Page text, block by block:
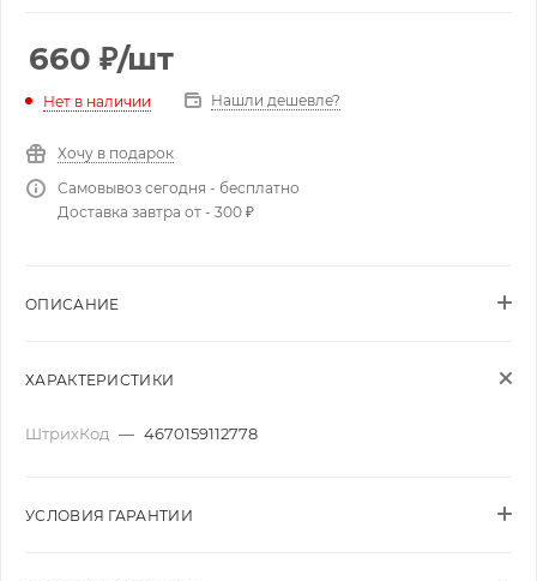
660 ₽/шт
Нет в наличии Нашли дешевле?
Хочу в подарок
Самовывоз сегодня - бесплатно
Доставка завтра от - 300 ₽
ОПИСАНИЕ
ХАРАКТЕРИСТИКИ
ШтрихКод — 4670159112778
УСЛОВИЯ ГАРАНТИИ